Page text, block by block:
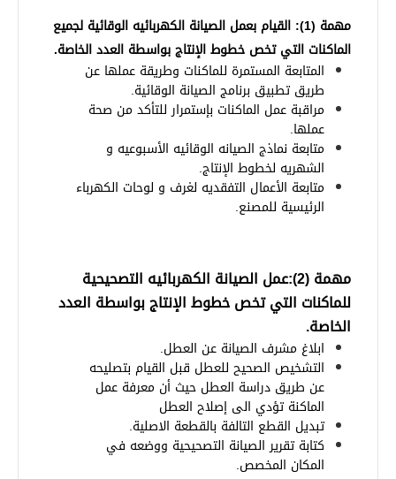
مهمة (1):
القيام بعمل الصيانة الكهربائيه الوقائية لجميع
الماكنات التي تخص خطوط الإنتاج بواسطة العدد الخاصة.
المتابعة المستمرة للماكنات وطريقة عملها عن
طريق تطبيق برنامج الصيانة الوقائية.
مراقبة عمل الماكنات بإستمرار للتأكد من صحة
عملها.
متابعة نماذج الصيانه الوقائيه الأسبوعيه و
الشهريه لخطوط الإنتاج.
متابعة الأعمال التفقديه لغرف و لوحات الكهرباء
الرئيسية للمصنع.
مهمة (2):عمل الصيانة الكهربائيه التصحيحية
للماكنات التي تخص خطوط الإنتاج بواسطة العدد
الخاصة.
ابلاغ مشرف الصيانة عن العطل.
التشخيص الصحيح للعطل قبل القيام بتصليحه
عن طريق دراسة العطل حيث أن معرفة عمل
الماكنة تؤدي الى إصلاح العطل
تبديل القطع التالفة بالقطعة الاصلية.
كتابة تقرير الصيانة التصحيحية ووضعه في
المكان المخصص.